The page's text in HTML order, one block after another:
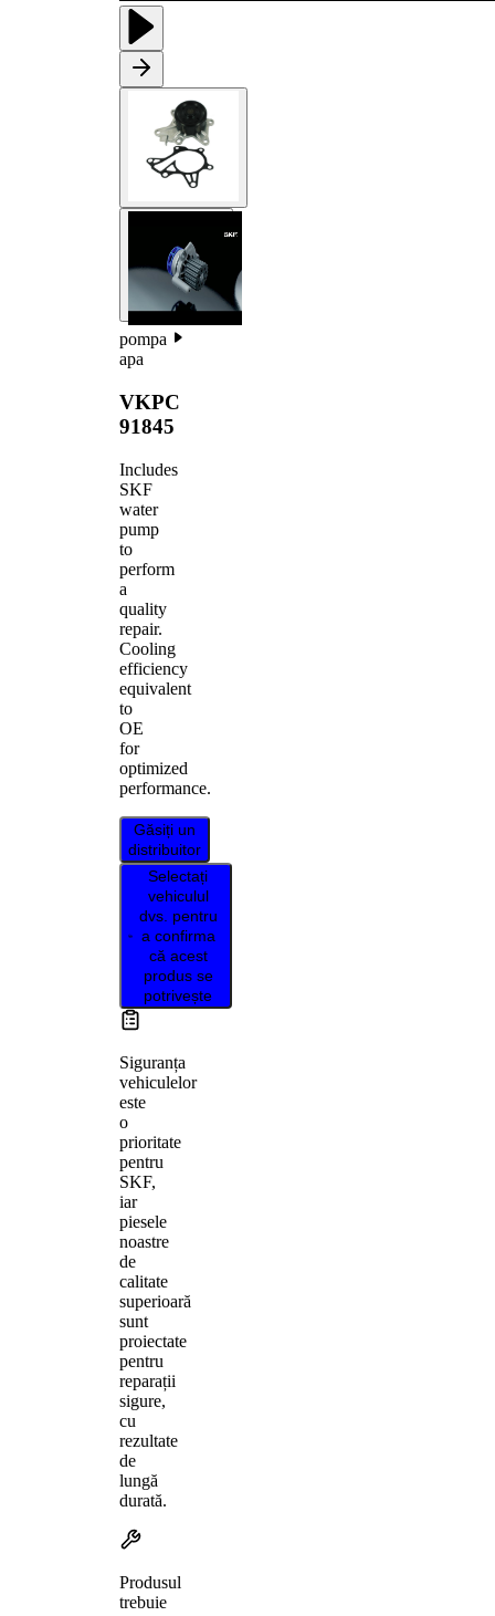
pompa
apa
VKPC
91845
Includes
SKF
water
pump
to
perform
a
quality
repair.
Cooling
efficiency
equivalent
to
OE
for
optimized
performance.
Găsiți un
distribuitor
Selectați
vehiculul
dvs. pentru
a confirma
că acest
produs se
potrivește
Siguranța
vehiculelor
este
o
prioritate
pentru
SKF,
iar
piesele
noastre
de
calitate
superioară
sunt
proiectate
pentru
reparații
sigure,
cu
rezultate
de
lungă
durată.
Produsul
trebuie